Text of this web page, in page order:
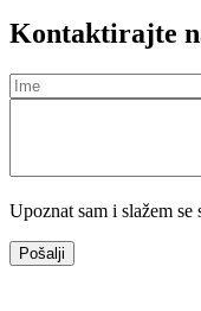
Kontaktirajte
Upoznat sam i slažem
Pošalji